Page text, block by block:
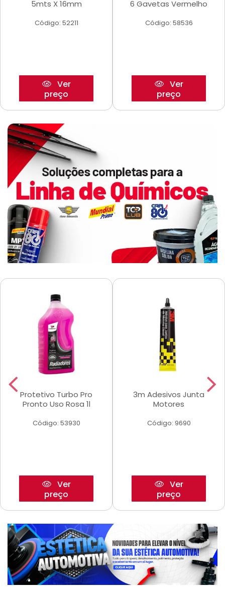
5mts X 16mm
Código: 52211
Ver
preço
6 Gavetas Vermelho
Código: 58536
Ver
preço
Protetivo Turbo Pro
Pronto Uso Rosa 1l
Código: 53930
Ver
preço
3m Adesivos Junta
Motores
Código: 9690
Ver
preço